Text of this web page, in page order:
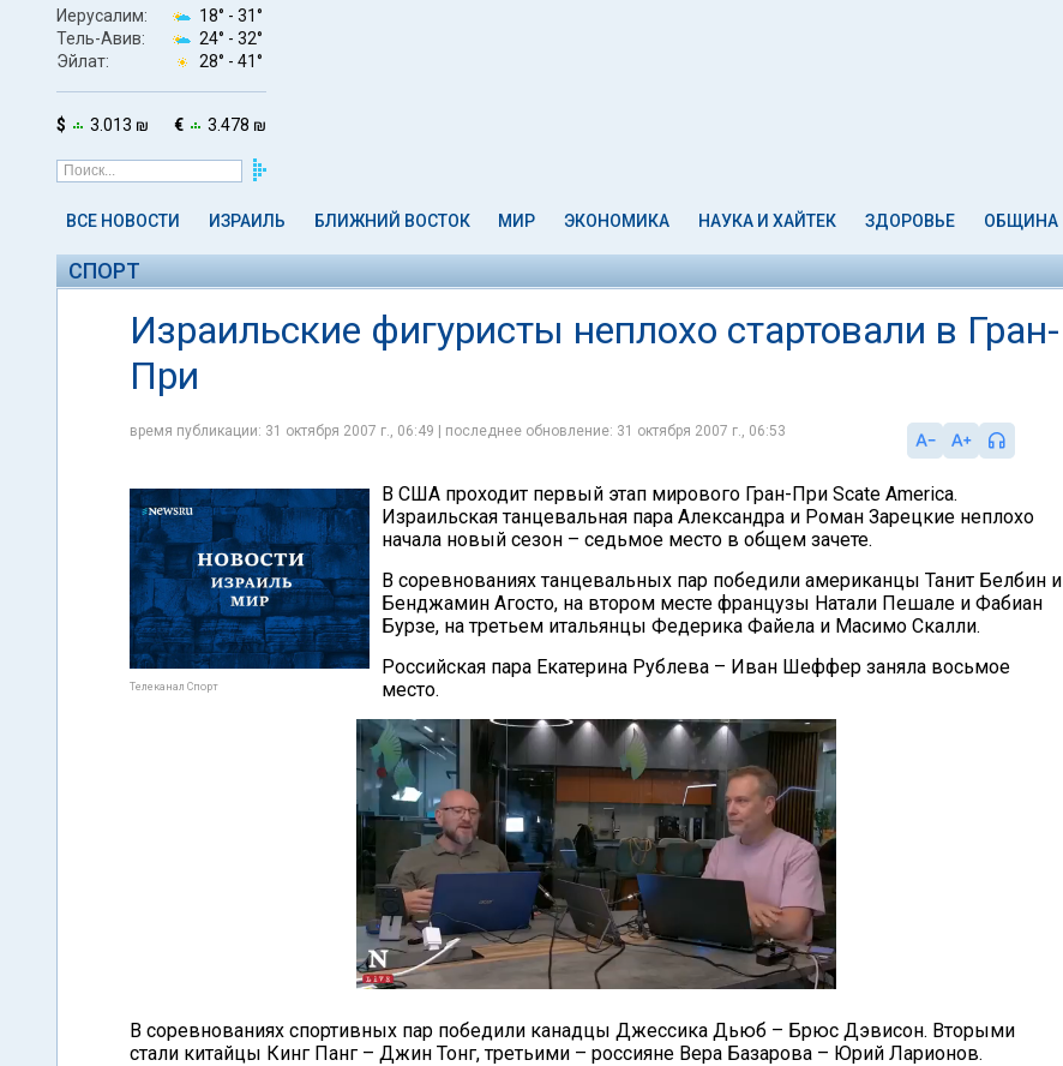
Иерусалим: 18° - 31°
Тель-Авив:
24° - 32°
Эйлат:
28° - 41°
$ 3.013 ₪ € 3.478 ₪
ВСЕ НОВОСТИ ИЗРАИЛЬ БЛИЖНИЙ ВОСТОК МИР ЭКОНОМИКА НАУКА И ХАЙТЕК ЗДОРОВЬЕ ОБЩИНА
СПОРТ
Израильские фигуристы неплохо стартовали в Гран-
При
время публикации: 31 октября 2007 г., 06:49 | последнее обновление: 31 октября 2007 г., 06:53
Телеканал Спорт
В США проходит первый этап мирового Гран-При Scate America.
Израильская танцевальная пара Александра и Роман Зарецкие неплохо
начала новый сезон – седьмое место в общем зачете.
В соревнованиях танцевальных пар победили американцы Танит Белбин и
Бенджамин Агосто, на втором месте французы Натали Пешале и Фабиан
Бурзе, на третьем итальянцы Федерика Файела и Масимо Скалли.
Российская пара Екатерина Рублева – Иван Шеффер заняла восьмое
место.
В соревнованиях спортивных пар победили канадцы Джессика Дьюб – Брюс Дэвисон. Вторыми
стали китайцы Кинг Панг – Джин Тонг, третьими – россияне Вера Базарова – Юрий Ларионов.